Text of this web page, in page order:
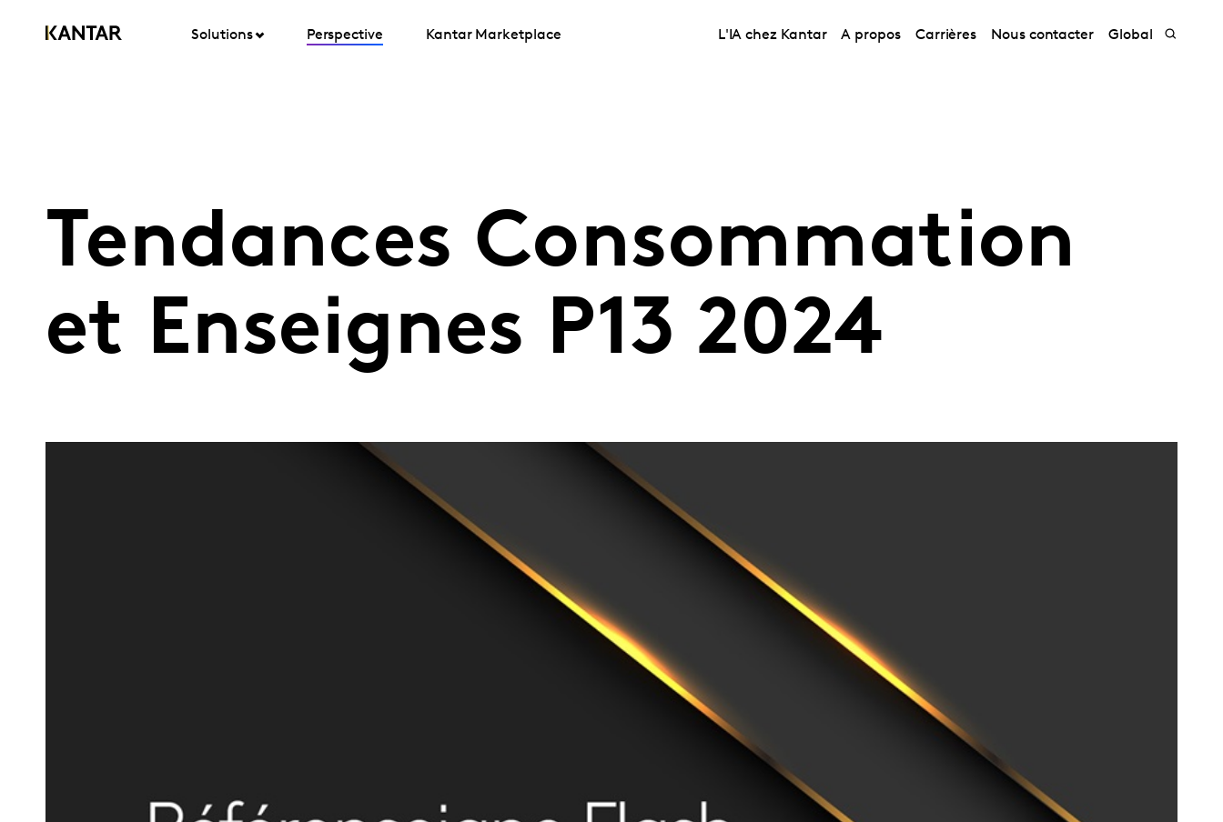
Solutions Perspective Kantar Marketplace L'IA chez Kantar A propos Carrières Nous contacter Global
Tendances Consommation
et Enseignes P13 2024